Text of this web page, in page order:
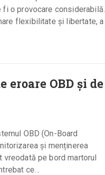
o provocare considerabilă.
flexibilitate și libertate, a
eroare OBD și de
OBD (On-Board
și menținerea
vreodată pe bord martorul
ce…